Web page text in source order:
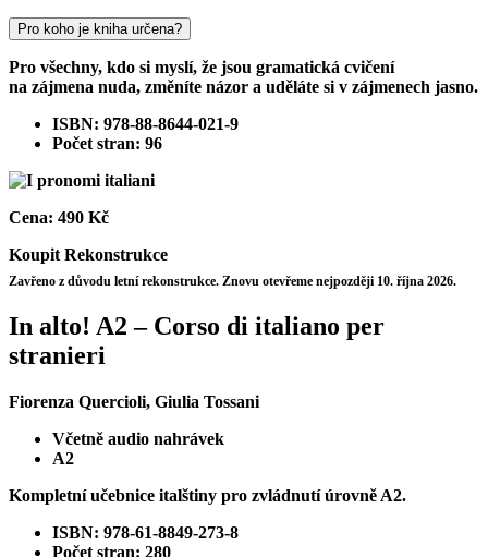
Pro koho je kniha určena?
Pro všechny, kdo si myslí, že jsou gramatická cvičení
na zájmena nuda, změníte názor a uděláte si v zájmenech jasno.
ISBN: 978-88-8644-021-9
Počet stran: 96
Cena: 490 Kč
Koupit Rekonstrukce
Zavřeno z důvodu letní rekonstrukce. Znovu otevřeme nejpozději 10. října 2026.
In alto! A2 – Corso di italiano per
stranieri
Fiorenza Quercioli, Giulia Tossani
Včetně audio nahrávek
A2
Kompletní učebnice italštiny pro zvládnutí úrovně A2.
ISBN: 978-61-8849-273-8
Počet stran: 280